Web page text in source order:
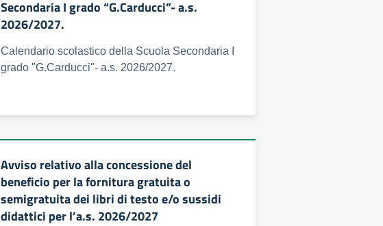
Secondaria I grado “G.Carducci”- a.s.
2026/2027.
Calendario scolastico della Scuola Secondaria I
grado "G.Carducci"- a.s. 2026/2027.
Avviso relativo alla concessione del
beneficio per la fornitura gratuita o
semigratuita dei libri di testo e/o sussidi
didattici per l’a.s. 2026/2027